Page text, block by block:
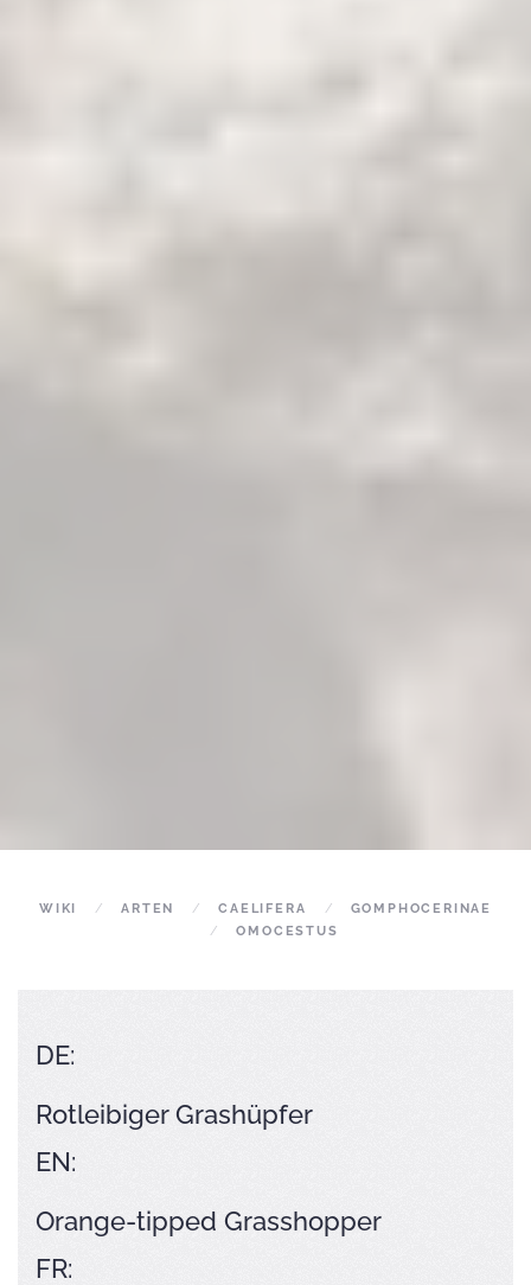
WIKI ARTEN CAELIFERA
GOMPHOCERINAE
OMOCESTUS
DE:
Rotleibiger Grashüpfer
EN:
Orange-tipped Grasshopper
FR: